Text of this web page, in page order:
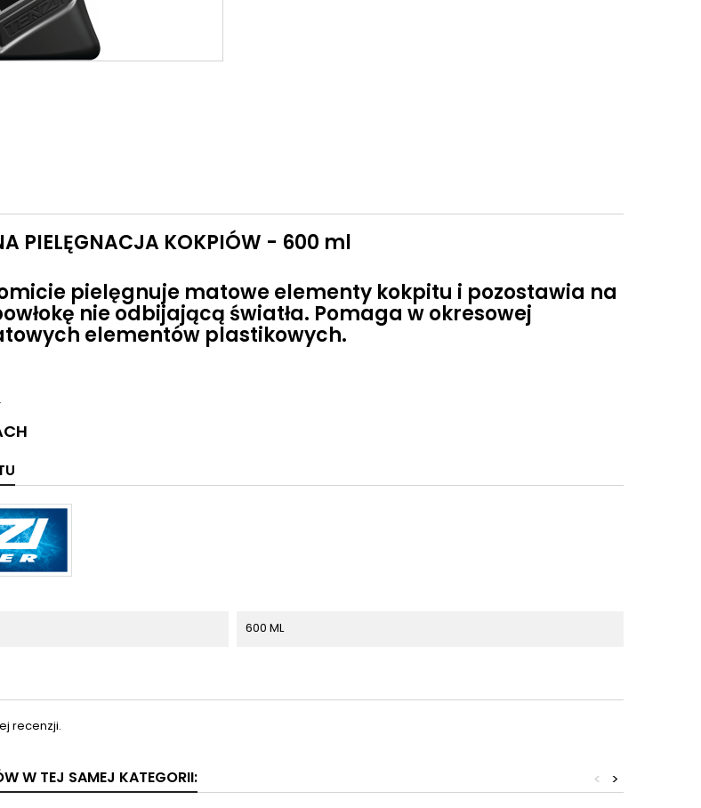
PIELĘGNACJA KOKPIÓW - 600 ml
pielęgnuje matowe elementy kokpitu i pozostawia na
nie odbijającą światła. Pomaga w okresowej
elementów plastikowych.
600 ML
recenzji.
W TEJ SAMEJ KATEGORII: >
<